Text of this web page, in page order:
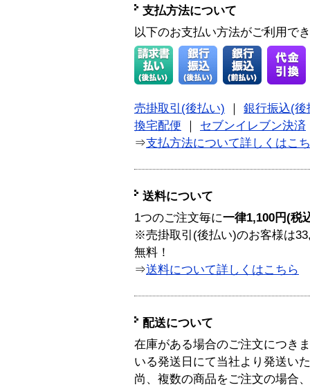
支払方法について
以下のお支払い方法がご利用で
売掛取引(後払い)
銀行振込(後
換宅配便
セブンイレブン決済
⇒支払方法について詳しくはこ
送料について
1つのご注文毎に一律1,100円(税
※売掛取引(後払い)のお客様は
無料！
⇒送料について詳しくはこちら
配送について
在庫がある場合のご注文につき
いる発送日にて当社より発送い
尚、複数の商品をご注文の場合